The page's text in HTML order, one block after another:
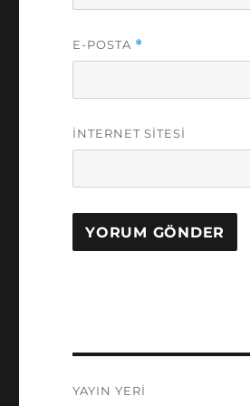
E-POSTA *
İNTERNET SITESI
YAYIN YERI